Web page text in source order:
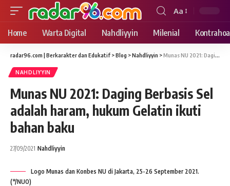
Font
Resizer
Aa
Home Warta Digital Nahdliyyin Milenial
radar96.com | Berkarakter dan Edukatif >Blog >Nahdliyyin >Munas NU 2021: Daging Berbasis Sel adalah haram, hukum Gelatin ikuti bahan baku
NAHDLIYYIN
Munas NU 2021: Daging Berbasis Sel
adalah haram, hukum Gelatin ikuti
bahan baku
27/09/2021 Nahdliyyin
Logo Munas dan Konbes NU di Jakarta, 25-26 September 2021.
(*/NUO)